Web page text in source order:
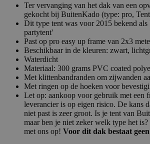
Ter vervanging van het dak van een
gekocht bij BuitenKado (type: pro,
Dit type tent was voor 2015 bekend als
partytent'
Past op pro easy up frame van 2x3
Beschikbaar in de kleuren: zwart,
Waterdicht
Materiaal: 300 grams PVC coated
Met klittenbandranden om zijwanden
Met ringen op de hoeken voor
Let op: aankoop voor gebruik met een
leverancier is op eigen risico. De kans
niet past is zeer groot. Is je tent van
maar ben je niet zeker welk type het is?
met ons op! Voor dit dak bestaat